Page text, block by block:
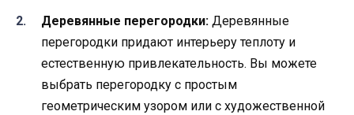
Деревянные перегородки: Деревянные
перегородки придают интерьеру теплоту и
естественную привлекательность. Вы можете
выбрать перегородку с простым
геометрическим узором или с художественной